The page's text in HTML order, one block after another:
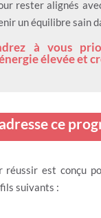
rester alignés
un équilibre sain
à vous
élevée et
ce
réussir est conçu
suivants :